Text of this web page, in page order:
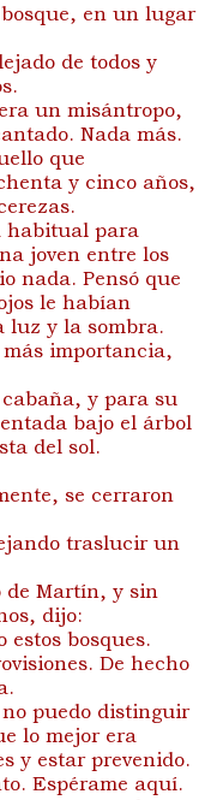
en un lugar
de todos y
un misántropo,
Nada más.
que
y cinco años,
habitual para
joven entre los
nada. Pensó que
le habían
luz y la sombra.
importancia,
y para su
bajo el árbol
del sol.
se cerraron
traslucir un
de Martín, y sin
dijo:
bosques.
De hecho
puedo distinguir
lo mejor era
y estar prevenido.
Espérame aquí.